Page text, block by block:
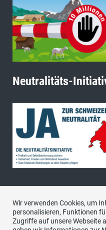
Neutralitäts-
Impressum|
Wir verwenden Cookies, um
personalisieren, Funktionen
Zugriffe auf unsere Webseite